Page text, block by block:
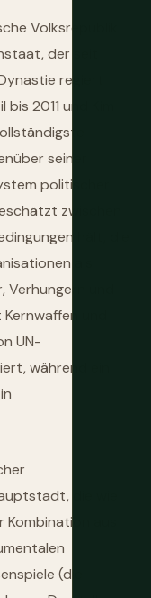
Volksrepublik
der seit
regiert
2011 und Kim
seiner
politischer
zwischen
hält, die
als
und
und
UN-
während ein
die wie
aus
(die